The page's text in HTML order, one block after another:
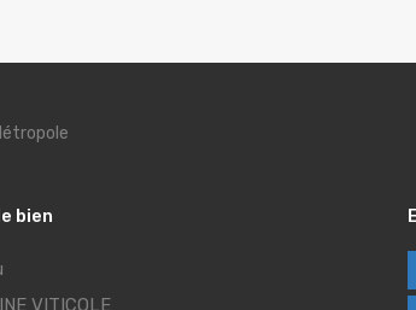
bien
VITICOLE